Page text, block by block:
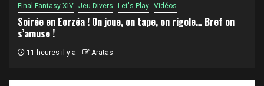
Final Fantasy XIV Jeu Divers Let's Play Vidéos
Soirée en Eorzéa ! On joue, on tape, on rigole… Bref on
s’amuse !
11 heures il y a Aratas